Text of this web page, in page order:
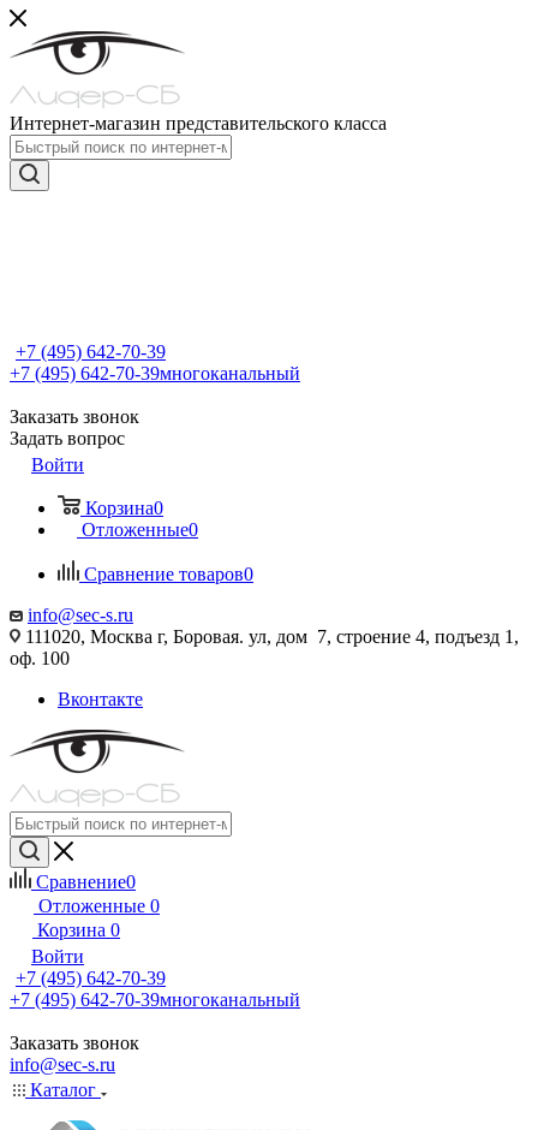
Интернет-магазин представительского класса
+7 (495) 642-70-39
+7 (495) 642-70-39многоканальный
Заказать звонок
Задать вопрос
Войти
Корзина0
Отложенные0
Сравнение товаров0
info@sec-s.ru
111020, Москва г, Боровая. ул, дом 7, строение 4, подъезд 1,
оф. 100
Вконтакте
Сравнение0
Отложенные 0
Корзина 0
Войти
+7 (495) 642-70-39
+7 (495) 642-70-39многоканальный
Заказать звонок
info@sec-s.ru
Каталог